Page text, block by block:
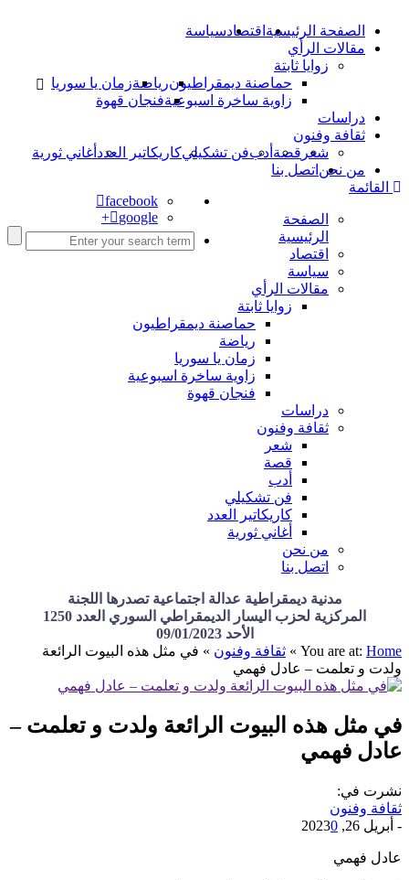
الصفحة الرئيسية اقتصادسياسة
مقالات الرأي
زوايا ثابتة
حماصنة ديمقراطيونرياضةزمان يا سوريا
زاوية ساخرة اسبوعيةفنجان قهوة
دراسات
ثقافة وفنون
شعر قصة أدبفن تشكيليكاريكاتير العدد أغاني ثورية
من نحن اتصل بنا
facebook
google+
القائمة
الصفحة
الرئيسية
اقتصاد
سياسة
مقالات الرأي
زوايا ثابتة
حماصنة ديمقراطيون
رياضة
زمان يا سوريا
زاوية ساخرة اسبوعية
فنجان قهوة
دراسات
ثقافة وفنون
شعر
قصة
أدب
فن تشكيلي
كاريكاتير العدد
أغاني ثورية
من نحن
اتصل بنا
مدنية ديمقراطية عدالة اجتماعية تصدرها اللجنة
المركزية لحزب اليسار الديمقراطي السوري العدد 1250
الأحد 09/01/2023
You are at: Home
» ثقافة وفنون » في مثل هذه البيوت الرائعة
ولدت و تعلمت – عادل فهمي
في مثل هذه البيوت الرائعة ولدت و تعلمت –
عادل فهمي
نشرت في:
ثقافة وفنون
- أبريل 26, 2023 0
عادل فهمي